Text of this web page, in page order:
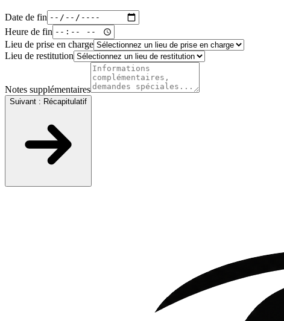
Date de fin
Heure de fin
Lieu de prise en charge
Lieu de restitution
Notes supplémentaires
Suivant : Récapitulatif